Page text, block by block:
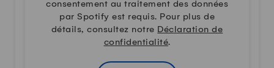
consentement au traitement des données
par Spotify est requis. Pour plus de
détails, consultez notre Déclaration de
confidentialité.